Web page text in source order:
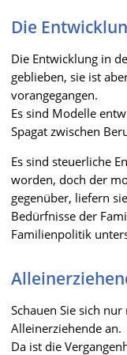
Die
Die Entwicklung in
geblieben, sie ist
vorangegangen.
Es sind Modelle
Spagat zwischen
Es sind steuerliche
worden, doch der
gegenüber, liefern
Bedürfnisse der
Familienpolitik
Schauen Sie sich
Alleinerziehende an.
Da ist die